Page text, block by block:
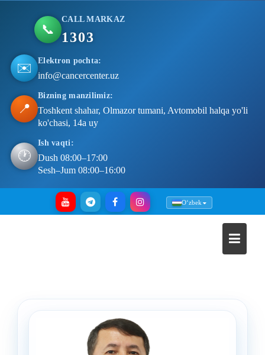
📞
CALL MARKAZ
1303
✉️ Elektron pochta:
info@cancercenter.uz
📍
Bizning manzilimiz:
Toshkent shahar, Olmazor tumani, Avtomobil halqa yo'li
ko'chasi, 14a uy
🕐
Ish vaqti:
Dush 08:00–17:00
Sesh–Jum 08:00–16:00
Oʻzbek